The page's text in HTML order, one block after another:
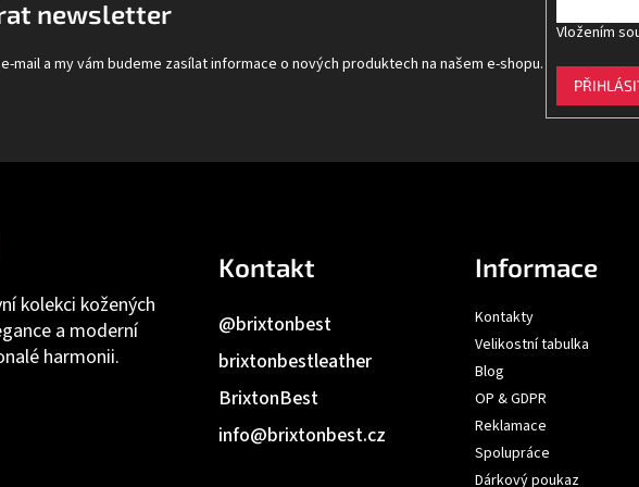
kolekci kožených
a moderní
harmonii.
Kontakt
info@brixtonbest.cz
BrixtonBest
brixtonbestleather
@brixtonbest
Informace
Kontakty
Velikostní tabulka
Blog
OP & GDPR
Reklamace
Spolupráce
Dárkový poukaz
newsletter
mail a my vám budeme zasílat informace o nových produktech na našem e-shopu.
Vložením